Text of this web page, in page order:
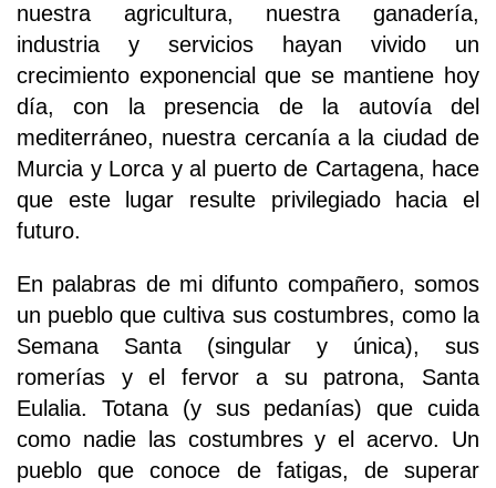
nuestra agricultura, nuestra ganadería,
industria y servicios hayan vivido un
crecimiento exponencial que se mantiene hoy
día, con la presencia de la autovía del
mediterráneo, nuestra cercanía a la ciudad de
Murcia y Lorca y al puerto de Cartagena, hace
que este lugar resulte privilegiado hacia el
futuro.
En palabras de mi difunto compañero, somos
un pueblo que cultiva sus costumbres, como la
Semana Santa (singular y única), sus
romerías y el fervor a su patrona, Santa
Eulalia. Totana (y sus pedanías) que cuida
como nadie las costumbres y el acervo. Un
pueblo que conoce de fatigas, de superar